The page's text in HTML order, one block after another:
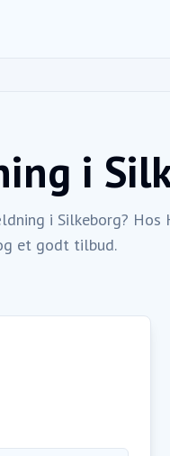
i
i Silkeborg? Hos
et godt tilbud.